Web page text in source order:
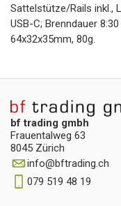
Sattelstütze/Rails inkl.,
USB-C; Brenndauer
64x32x35mm, 80g.
bf trading gmbh
Frauentalweg 63
8045 Zürich
info@bftrading.ch
079 519 48 19